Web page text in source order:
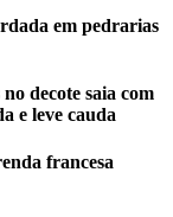
em pedrarias
decote saia com
e leve cauda
francesa